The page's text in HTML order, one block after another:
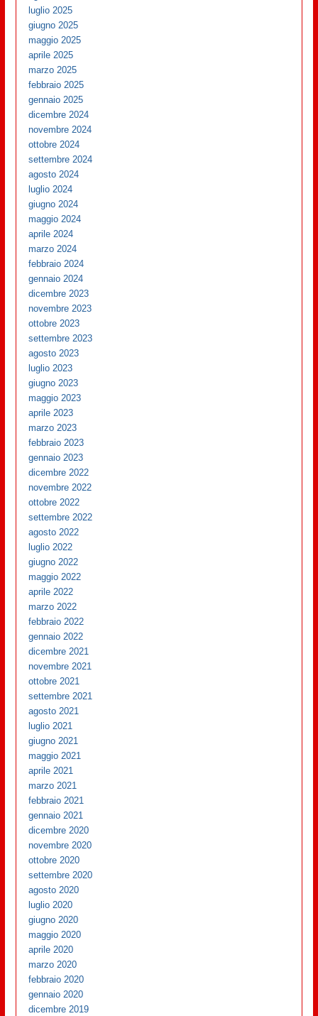
luglio 2025
giugno 2025
maggio 2025
aprile 2025
marzo 2025
febbraio 2025
gennaio 2025
dicembre 2024
novembre 2024
ottobre 2024
settembre 2024
agosto 2024
luglio 2024
giugno 2024
maggio 2024
aprile 2024
marzo 2024
febbraio 2024
gennaio 2024
dicembre 2023
novembre 2023
ottobre 2023
settembre 2023
agosto 2023
luglio 2023
giugno 2023
maggio 2023
aprile 2023
marzo 2023
febbraio 2023
gennaio 2023
dicembre 2022
novembre 2022
ottobre 2022
settembre 2022
agosto 2022
luglio 2022
giugno 2022
maggio 2022
aprile 2022
marzo 2022
febbraio 2022
gennaio 2022
dicembre 2021
novembre 2021
ottobre 2021
settembre 2021
agosto 2021
luglio 2021
giugno 2021
maggio 2021
aprile 2021
marzo 2021
febbraio 2021
gennaio 2021
dicembre 2020
novembre 2020
ottobre 2020
settembre 2020
agosto 2020
luglio 2020
giugno 2020
maggio 2020
aprile 2020
marzo 2020
febbraio 2020
gennaio 2020
dicembre 2019